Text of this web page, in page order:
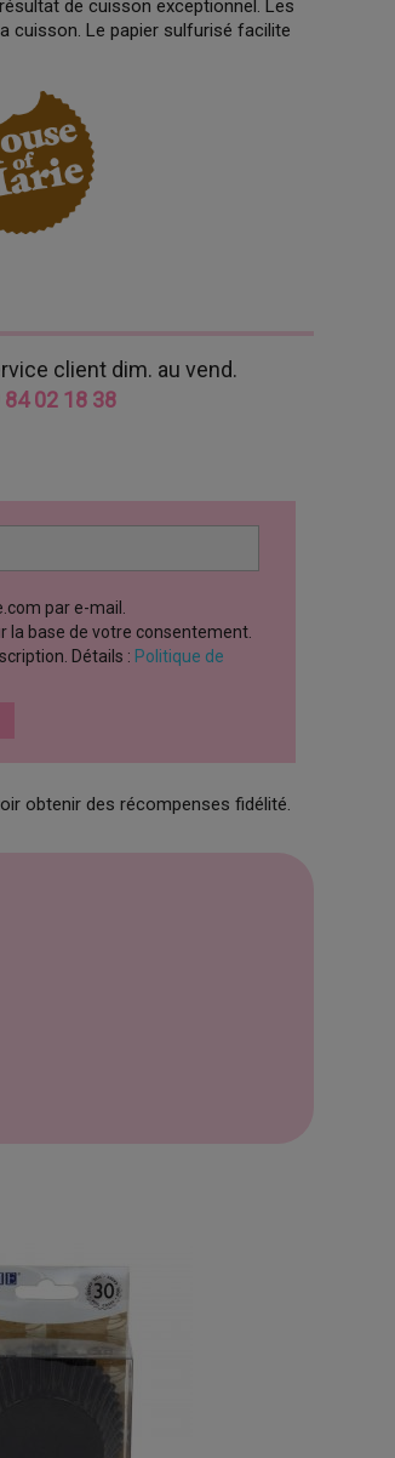
de cuisson exceptionnel. Les
cuisson. Le papier sulfurisé facilite
client dim. au vend.
84 02 18 38
par e-mail.
la base de votre consentement.
Détails : Politique de
obtenir des récompenses fidélité.